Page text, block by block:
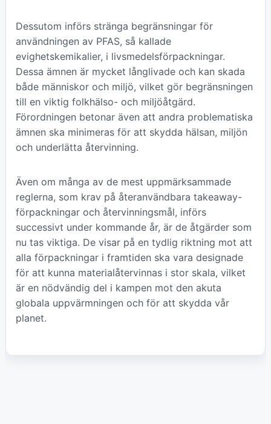
Dessutom införs stränga begränsningar för
användningen av PFAS, så kallade
evighetskemikalier, i livsmedelsförpackningar.
Dessa ämnen är mycket långlivade och kan skada
både människor och miljö, vilket gör begränsningen
till en viktig folkhälso- och miljöåtgärd.
Förordningen betonar även att andra problematiska
ämnen ska minimeras för att skydda hälsan, miljön
och underlätta återvinning.
Även om många av de mest uppmärksammade
reglerna, som krav på återanvändbara takeaway-
förpackningar och återvinningsmål, införs
successivt under kommande år, är de åtgärder som
nu tas viktiga. De visar på en tydlig riktning mot att
alla förpackningar i framtiden ska vara designade
för att kunna materialåtervinnas i stor skala, vilket
är en nödvändig del i kampen mot den akuta
globala uppvärmningen och för att skydda vår
planet.